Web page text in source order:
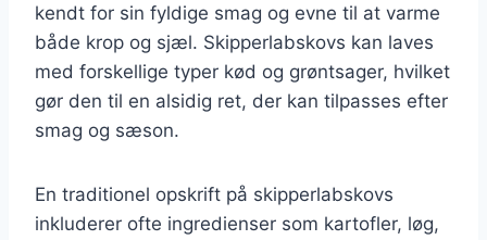
kendt for sin fyldige smag og evne til at varme
både krop og sjæl. Skipperlabskovs kan laves
med forskellige typer kød og grøntsager, hvilket
gør den til en alsidig ret, der kan tilpasses efter
smag og sæson.
En traditionel opskrift på skipperlabskovs
inkluderer ofte ingredienser som kartofler, løg,